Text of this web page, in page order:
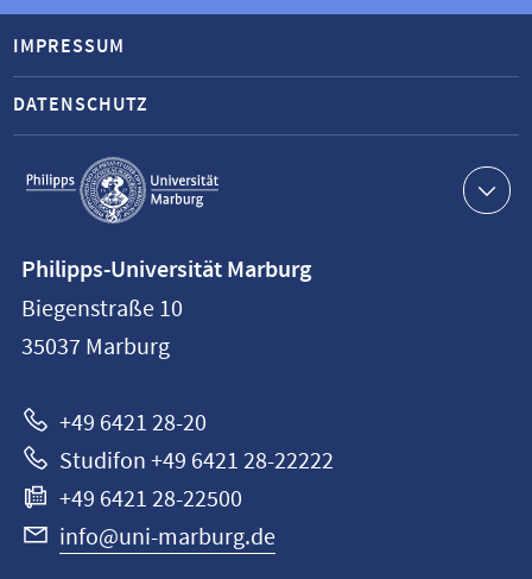
Service-
Navigation
IMPRESSUM
DATENSCHUTZ
Philipps-
Universität
Marburg
Philipps-Universität Marburg
Biegenstraße 10
35037 Marburg
+49 6421 28-20
Studifon +49 6421 28-22222
+49 6421 28-22500
info@uni-marburg.de